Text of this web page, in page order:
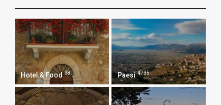
Hotel & Food 38 Paesi 4735